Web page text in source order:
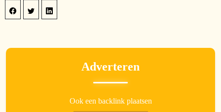
Adverteren
Ook een backlink plaatsen